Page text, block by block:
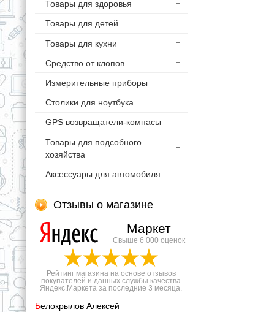
Товары для здоровья
Товары для детей
Товары для кухни
Средство от клопов
Измерительные приборы
Столики для ноутбука
GPS возвращатели-компасы
Товары для подсобного
хозяйства
Аксессуары для автомобиля
Отзывы о магазине
Маркет
Свыше 6 000 оценок
Рейтинг магазина на основе отзывов
покупателей и данных службы качества
Яндекс.Маркета за последние 3 месяца.
Белокрылов Алексей